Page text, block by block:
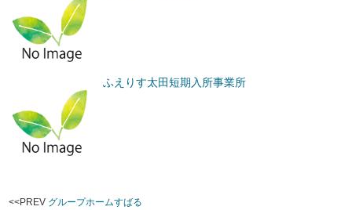
ふえりす太田短期入所事業所
<<PREV グループホームすばる